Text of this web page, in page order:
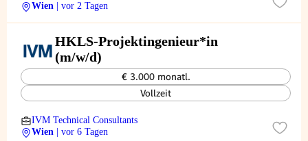
Wien
| vor 2 Tagen
HKLS-Projektingenieur*in
(m/w/d)
€ 3.000 monatl.
Vollzeit
IVM Technical Consultants
Wien
| vor 6 Tagen